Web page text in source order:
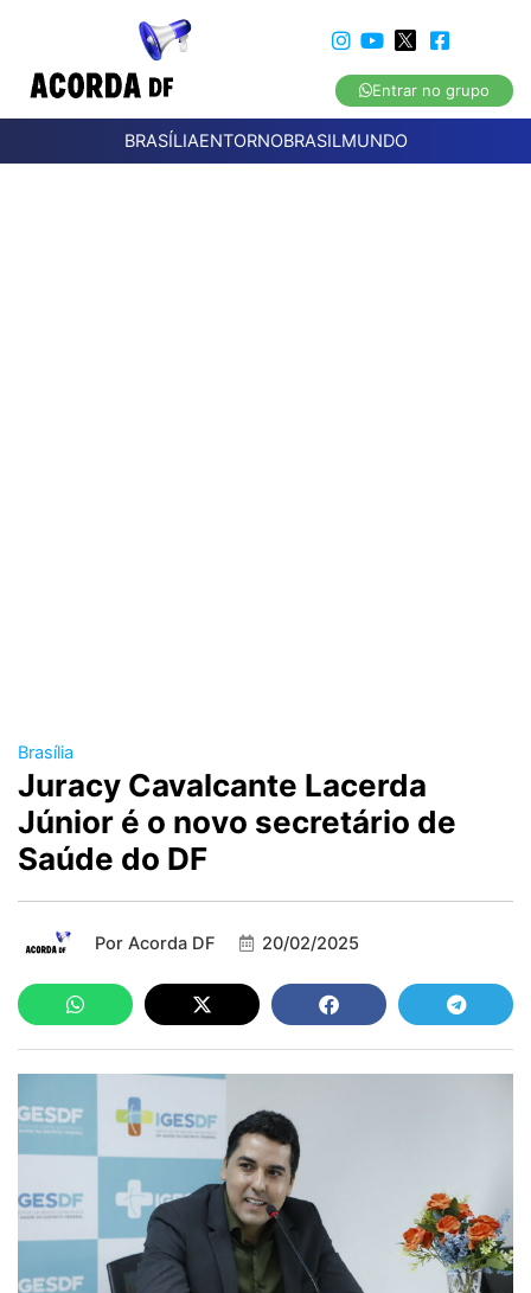
Entrar no grupo
BRASÍLIAENTORNOBRASILMUNDO
Brasília
Juracy Cavalcante Lacerda
Júnior é o novo secretário de
Saúde do DF
Por Acorda DF 20/02/2025